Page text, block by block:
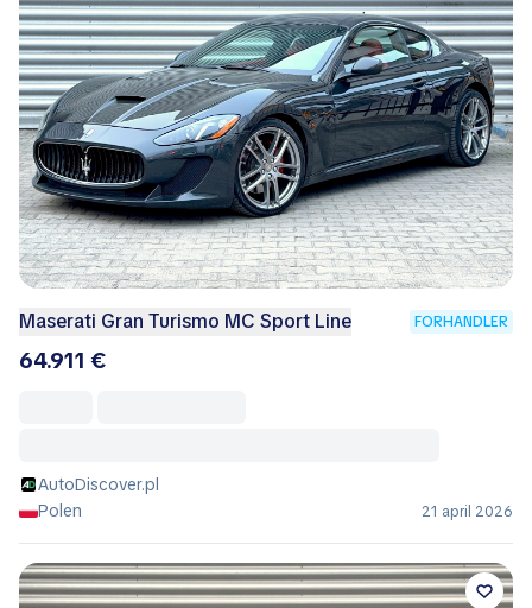
Maserati Gran Turismo MC Sport Line FORHANDLER
64.911 €
AutoDiscover.pl
Polen
21 april 2026